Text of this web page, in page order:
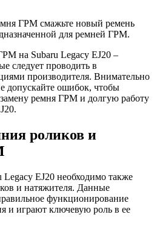
ГРМ смажьте новый ремень
для ремней ГРМ.
на Subaru Legacy EJ20 –
следует проводить в
производителя. Внимательно
допускайте ошибок, чтобы
ремня ГРМ и долгую работу
роликов и
EJ20 необходимо также
и натяжителя. Данные
функционирование
и играют ключевую роль в ее